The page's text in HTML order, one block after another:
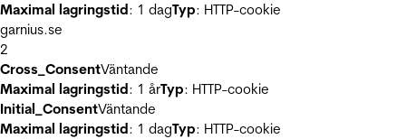
Maximal lagringstid: 1 dagTyp: HTTP-cookie
garnius.se
2
Cross_ConsentVäntande
Maximal lagringstid: 1 årTyp: HTTP-cookie
Initial_ConsentVäntande
Maximal lagringstid: 1 dagTyp: HTTP-cookie